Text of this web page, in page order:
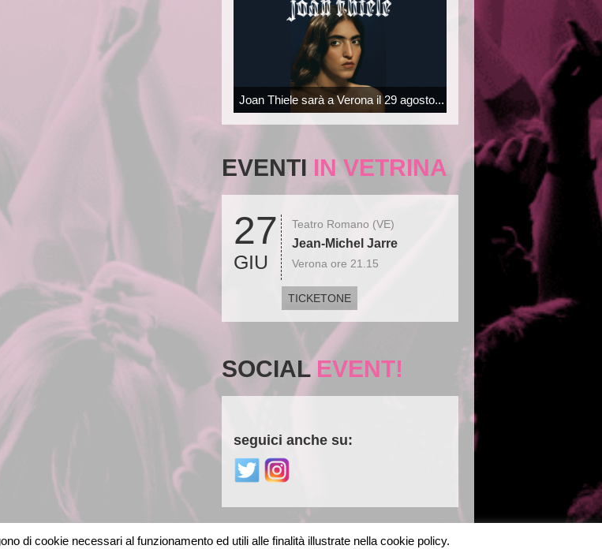
Joan Thiele sarà a Verona il 29 agosto...
EVENTI IN VETRINA
27
GIU
Teatro Romano (VE)
Jean-Michel Jarre
Verona ore 21.15
TICKETONE
SOCIALEVENT!
seguici anche su:
di cookie necessari al funzionamento ed utili alle finalità illustrate nella cookie policy.